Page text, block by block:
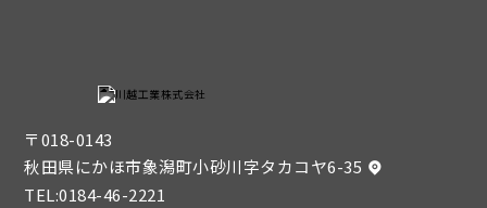
〒018-0143
秋田県にかほ市象潟町小砂川字タカコヤ6-35
TEL:0184-46-2221